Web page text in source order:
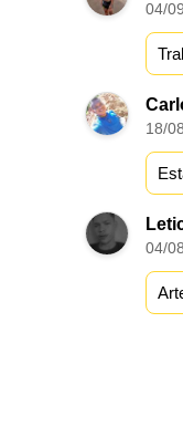
04/
18/
04/